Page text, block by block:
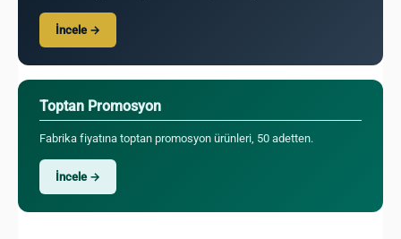
İncele →
Toptan Promosyon
Fabrika fiyatına toptan promosyon ürünleri, 50 adetten.
İncele →